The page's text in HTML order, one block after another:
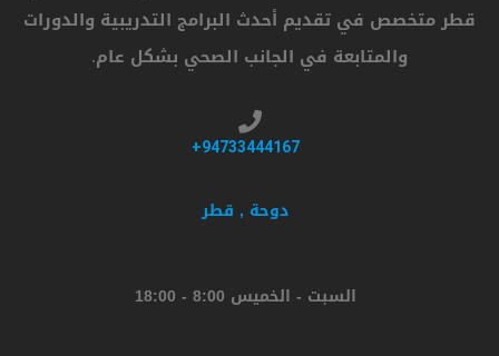
قطر متخصص في تقديم أحدث البرامج التدريبية والدورات
والمتابعة في الجانب الصحي بشكل عام.
94733444167+
دوحة , قطر
السبت - الخميس 8:00 - 18:00